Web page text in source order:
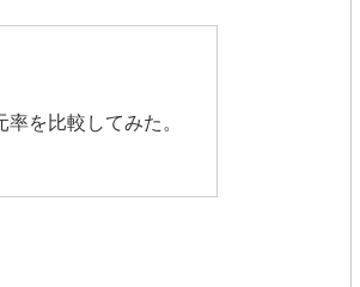
を比較してみた。